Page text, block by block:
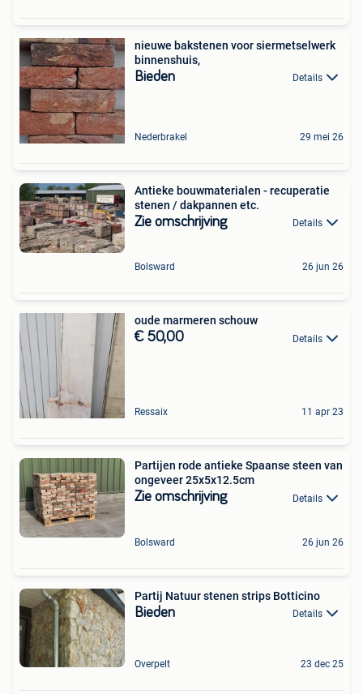
nieuwe bakstenen voor siermetselwerk
binnenshuis,
Bieden Details
Nederbrakel 29 mei 26
Antieke bouwmaterialen - recuperatie
stenen / dakpannen etc.
Zie omschrijving Details
Bolsward 26 jun 26
oude marmeren schouw
€ 50,00 Details
Ressaix 11 apr 23
Partijen rode antieke Spaanse steen van
ongeveer 25x5x12.5cm
Zie omschrijving Details
Bolsward 26 jun 26
Partij Natuur stenen strips Botticino
Bieden Details
Overpelt 23 dec 25